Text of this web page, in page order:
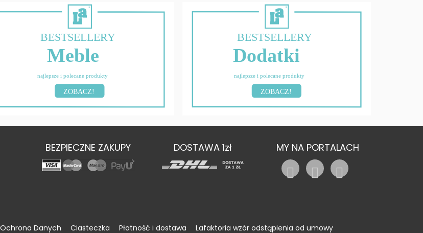
BESTSELLERY
Meble
najlepsze i polecane produkty
ZOBACZ!
BESTSELLERY
Dodatki
najlepsze i polecane produkty
ZOBACZ!
BEZPIECZNE ZAKUPY DOSTAWA 1zł MY NA PORTALACH
Ochrona Danych Ciasteczka Płatność i dostawa Lafaktoria wzór odstąpienia od umowy